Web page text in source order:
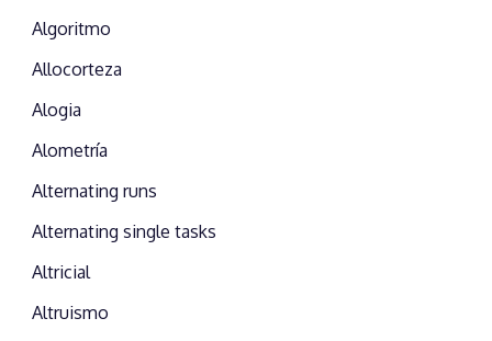
Algoritmo
Allocorteza
Alogia
Alometría
Alternating runs
Alternating single tasks
Altricial
Altruismo